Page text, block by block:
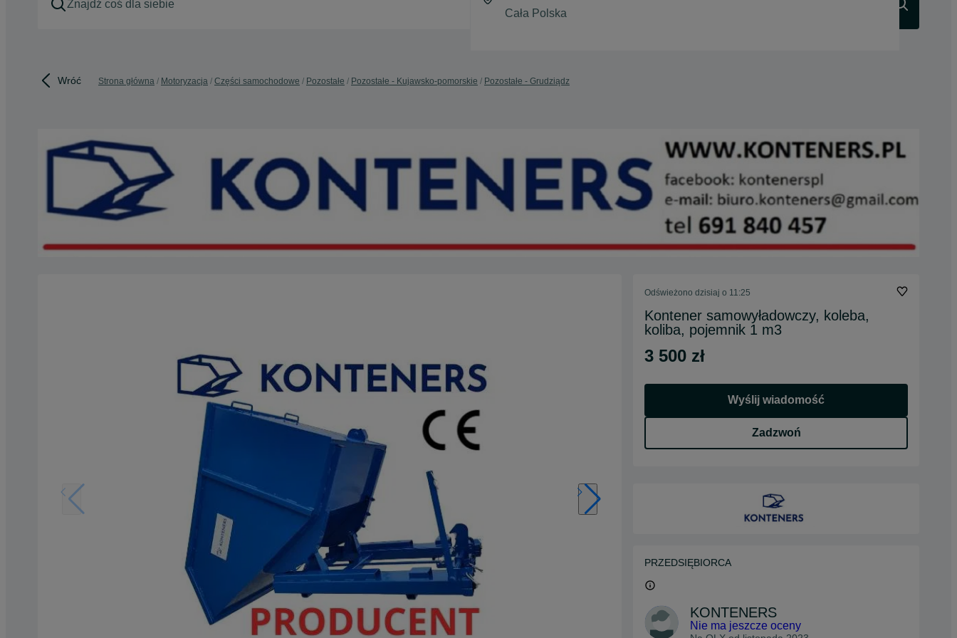
Wróć Strona główna Motoryzacja Części samochodowe Pozostałe Pozostałe - Kujawsko-pomorskie Pozostałe - Grudziądz
Odświeżono dzisiaj o 11:25
Kontener samowyładowczy, koleba,
koliba, pojemnik 1 m3
3 500 zł
Wyślij wiadomość
Zadzwoń
PRZEDSIĘBIORCA
KONTENERS
Nie ma jeszcze oceny